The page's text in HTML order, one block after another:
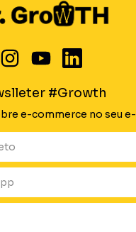
#Growth
e-commerce no seu